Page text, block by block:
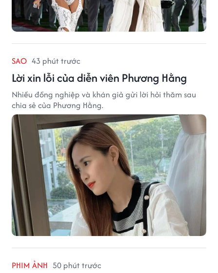
SAO 43 phút trước
Lời xin lỗi của diễn viên Phương Hằng
Nhiều đồng nghiệp và khán giả gửi lời hỏi thăm sau
chia sẻ của Phương Hằng.
PHIM ẢNH 50 phút trước